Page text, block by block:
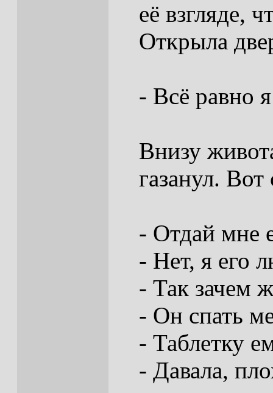
её взгляде,
Открыла
- Всё равно
Внизу
газанул. Вот
- Отдай мне
- Нет, я его
- Так зачем
- Он спать
- Таблетку
- Давала,